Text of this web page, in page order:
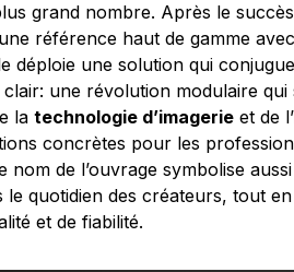
grand nombre. Après le
référence haut de gamme
déploie une solution qui
une révolution modulaire qui
la technologie d’imagerie et de
concrètes pour les
nom de l’ouvrage symbolise
quotidien des créateurs, tout
et de fiabilité.